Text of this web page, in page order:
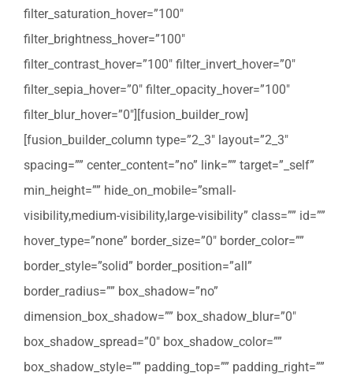
filter_saturation_hover=”100″
filter_brightness_hover=”100″
filter_contrast_hover=”100″ filter_invert_hover=”0″
filter_sepia_hover=”0″ filter_opacity_hover=”100″
filter_blur_hover=”0″][fusion_builder_row]
[fusion_builder_column type=”2_3″ layout=”2_3″
spacing=”” center_content=”no” link=”” target=”_self”
min_height=”” hide_on_mobile=”small-
visibility,medium-visibility,large-visibility” class=”” id=””
hover_type=”none” border_size=”0″ border_color=””
border_style=”solid” border_position=”all”
border_radius=”” box_shadow=”no”
dimension_box_shadow=”” box_shadow_blur=”0″
box_shadow_spread=”0″ box_shadow_color=””
box_shadow_style=”” padding_top=”” padding_right=””